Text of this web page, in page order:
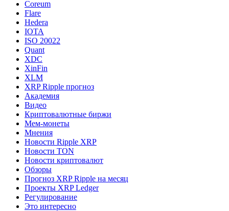
Coreum
Flare
Hedera
IOTA
ISO 20022
Quant
XDC
XinFin
XLM
XRP Ripple прогноз
Академия
Видео
Криптовалютные биржи
Мем-монеты
Мнения
Новости Ripple XRP
Новости TON
Новости криптовалют
Обзоры
Прогноз XRP Ripple на месяц
Проекты XRP Ledger
Регулирование
Это интересно